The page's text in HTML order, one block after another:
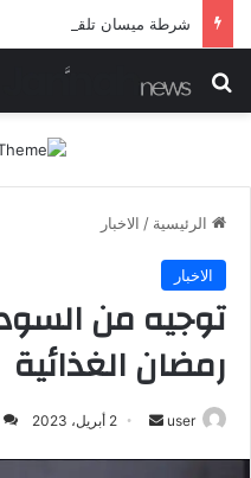
بحث عن
الرئيسية / الاخبار
الاخبار
توجيه من
رمضان الغذائية
user
أرسل 2 أبريل، 2023